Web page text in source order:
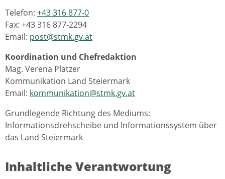
Telefon: +43 316 877-0
Fax: +43 316 877-2294
Email: post@stmk.gv.at
Koordination und Chefredaktion
Mag. Verena Platzer
Kommunikation Land Steiermark
Email: kommunikation@stmk.gv.at
Grundlegende Richtung des Mediums:
Informationsdrehscheibe und Informationssystem über
das Land Steiermark
Inhaltliche Verantwortung